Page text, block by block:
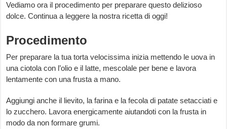
Vediamo ora il procedimento per preparare questo delizioso
dolce. Continua a leggere la nostra ricetta di oggi!
Procedimento
Per preparare la tua torta velocissima inizia mettendo le uova in
una ciotola con l’olio e il latte, mescolale per bene e lavora
lentamente con una frusta a mano.
Aggiungi anche il lievito, la farina e la fecola di patate setacciati e
lo zucchero. Lavora energicamente aiutandoti con la frusta in
modo da non formare grumi.